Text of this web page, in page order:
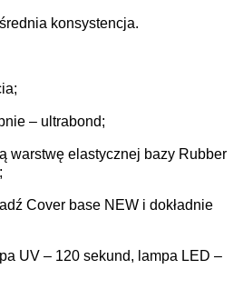
konsystencja.
– ultrabond;
warstwę elastycznej bazy Rubber
Cover base NEW i dokładnie
UV – 120 sekund, lampa LED –